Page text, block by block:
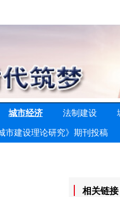
城市经济 法制建设
市建设理论研究》期刊投稿
相关链接